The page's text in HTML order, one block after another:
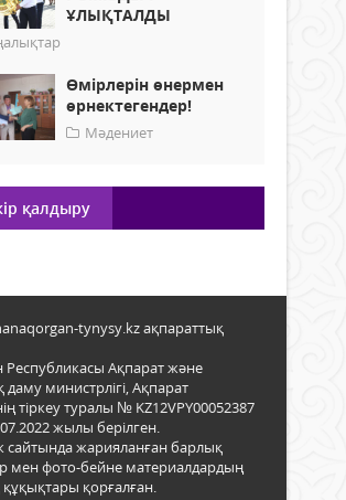
ҰЛЫҚТАЛДЫ
Өмірлерін өнермен
өрнектегендер!
Мәдениет
қалдыру
tynysy.kz ақпараттық
Республикасы Ақпарат және
министрлігі, Ақпарат
тіркеу туралы № KZ12VPY00052387
жылы берілген.
сайтында жарияланған барлық
мен фото-бейне материалдардың
қорғалған.